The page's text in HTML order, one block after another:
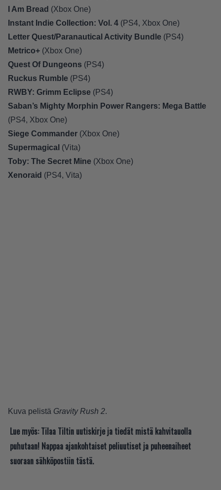
I Am Bread (Xbox One)
Instant Indie Collection: Vol. 4 (PS4, Xbox One)
Letter Quest/Paranautical Activity Bundle (PS4)
Metrico+ (Xbox One)
Quest Of Dungeons (PS4)
Ruckus Rumble (PS4)
RWBY: Grimm Eclipse (PS4)
Saban’s Mighty Morphin Power Rangers: Mega Battle
(PS4, Xbox One)
Siege Commander (Xbox One)
Supermagical (Vita)
Toby: The Secret Mine (Xbox One)
Xenoraid (PS4, Vita)
Kuva pelistä Gravity Rush 2.
Lue myös: Tilaa Tiltin uutiskirje ja tiedät mistä kahvitauolla
puhutaan! Nappaa ajankohtaiset peliuutiset ja puheenaiheet
suoraan sähköpostiin tästä.